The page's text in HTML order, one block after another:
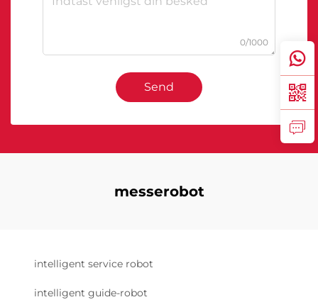
0/1000
Send
messerobot
intelligent service robot
intelligent guide-robot